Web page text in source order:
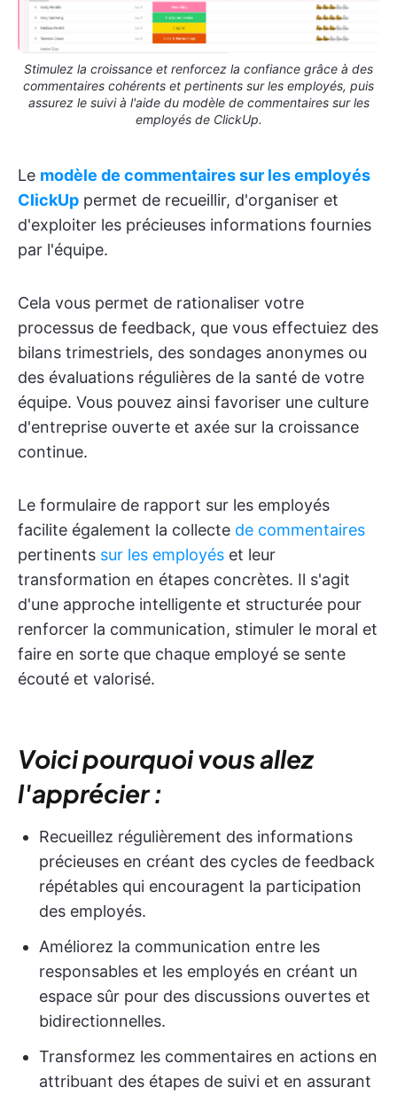
Stimulez la croissance et renforcez la confiance grâce à des
commentaires cohérents et pertinents sur les employés, puis
assurez le suivi à l'aide du modèle de commentaires sur les
employés de ClickUp.
Le modèle de commentaires sur les employés
ClickUp permet de recueillir, d'organiser et
d'exploiter les précieuses informations fournies
par l'équipe.
Cela vous permet de rationaliser votre
processus de feedback, que vous effectuiez des
bilans trimestriels, des sondages anonymes ou
des évaluations régulières de la santé de votre
équipe. Vous pouvez ainsi favoriser une culture
d'entreprise ouverte et axée sur la croissance
continue.
Le formulaire de rapport sur les employés
facilite également la collecte de commentaires
pertinents sur les employés et leur
transformation en étapes concrètes. Il s'agit
d'une approche intelligente et structurée pour
renforcer la communication, stimuler le moral et
faire en sorte que chaque employé se sente
écouté et valorisé.
Voici pourquoi vous allez
l'apprécier :
Recueillez régulièrement des informations
précieuses en créant des cycles de feedback
répétables qui encouragent la participation
des employés.
Améliorez la communication entre les
responsables et les employés en créant un
espace sûr pour des discussions ouvertes et
bidirectionnelles.
Transformez les commentaires en actions en
attribuant des étapes de suivi et en assurant